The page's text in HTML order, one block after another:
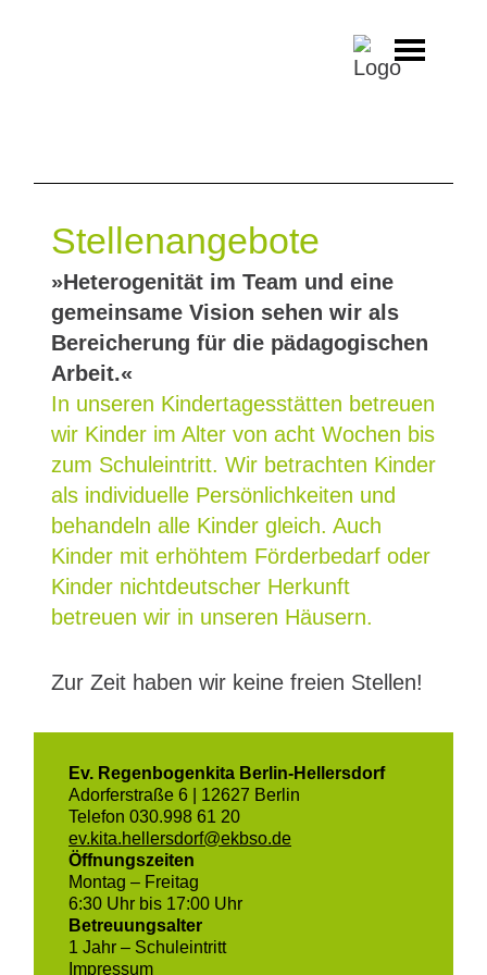
Stellenangebote
»Heterogenität im Team und eine
gemeinsame Vision sehen wir als
Bereicherung für die pädagogischen
Arbeit.«
In unseren Kindertagesstätten betreuen
wir Kinder im Alter von acht Wochen bis
zum Schuleintritt. Wir betrachten Kinder
als individuelle Persönlichkeiten und
behandeln alle Kinder gleich. Auch
Kinder mit erhöhtem Förderbedarf oder
Kinder nichtdeutscher Herkunft
betreuen wir in unseren Häusern.
Zur Zeit haben wir keine freien Stellen!
Ev. Regenbogenkita Berlin-Hellersdorf
Adorferstraße 6 | 12627 Berlin
Telefon 030.998 61 20
ev.kita.hellersdorf@ekbso.de
Öffnungszeiten
Montag – Freitag
6:30 Uhr bis 17:00 Uhr
Betreuungsalter
1 Jahr – Schuleintritt
Impressum